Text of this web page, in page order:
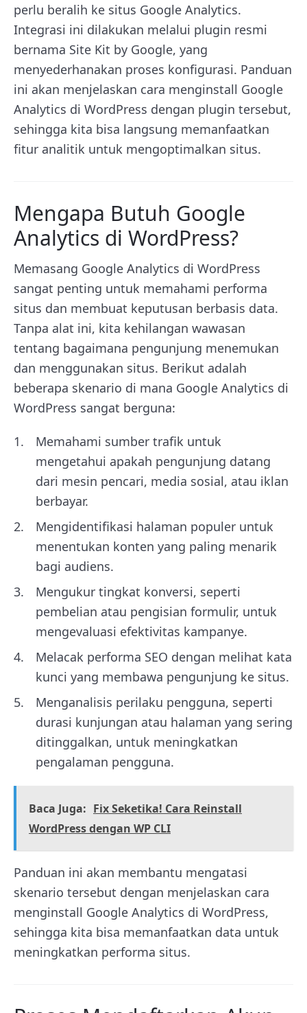
perlu beralih ke situs Google Analytics.
Integrasi ini dilakukan melalui plugin resmi
bernama Site Kit by Google, yang
menyederhanakan proses konfigurasi. Panduan
ini akan menjelaskan cara menginstall Google
Analytics di WordPress dengan plugin tersebut,
sehingga kita bisa langsung memanfaatkan
fitur analitik untuk mengoptimalkan situs.
Mengapa Butuh Google
Analytics di WordPress?
Memasang Google Analytics di WordPress
sangat penting untuk memahami performa
situs dan membuat keputusan berbasis data.
Tanpa alat ini, kita kehilangan wawasan
tentang bagaimana pengunjung menemukan
dan menggunakan situs. Berikut adalah
beberapa skenario di mana Google Analytics di
WordPress sangat berguna:
Memahami sumber trafik untuk
mengetahui apakah pengunjung datang
dari mesin pencari, media sosial, atau iklan
berbayar.
Mengidentifikasi halaman populer untuk
menentukan konten yang paling menarik
bagi audiens.
Mengukur tingkat konversi, seperti
pembelian atau pengisian formulir, untuk
mengevaluasi efektivitas kampanye.
Melacak performa SEO dengan melihat kata
kunci yang membawa pengunjung ke situs.
Menganalisis perilaku pengguna, seperti
durasi kunjungan atau halaman yang sering
ditinggalkan, untuk meningkatkan
pengalaman pengguna.
Baca Juga: Fix Seketika! Cara Reinstall
WordPress dengan WP CLI
Panduan ini akan membantu mengatasi
skenario tersebut dengan menjelaskan cara
menginstall Google Analytics di WordPress,
sehingga kita bisa memanfaatkan data untuk
meningkatkan performa situs.